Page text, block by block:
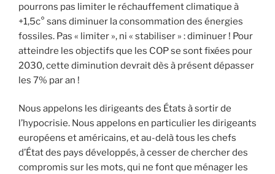
pourrons pas limiter le réchauffement climatique à
+1,5c° sans diminuer la consommation des énergies
fossiles. Pas « limiter », ni « stabiliser » : diminuer ! Pour
atteindre les objectifs que les COP se sont fixées pour
2030, cette diminution devrait dès à présent dépasser
les 7% par an !
Nous appelons les dirigeants des États à sortir de
l’hypocrisie. Nous appelons en particulier les dirigeants
européens et américains, et au-delà tous les chefs
d’État des pays développés, à cesser de chercher des
compromis sur les mots, qui ne font que ménager les